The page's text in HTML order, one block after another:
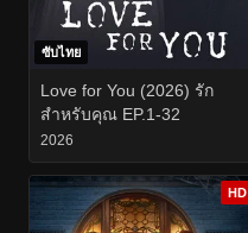
ซับไทย
Love for You (2026) รัก
สำหรับคุณ EP.1-32
2026
HD